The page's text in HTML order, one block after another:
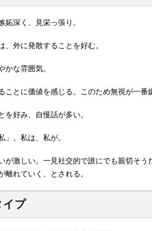
妬深く、見栄っ張り。
、外に発散することを好む。
かな雰囲気。
ことに価値を感じる。このため無視が一番
を好み、自慢話が多い。
」。私は、私が。
が激しい。一見社交的で誰にでも親切そう
離れていく、とされる。
イプ